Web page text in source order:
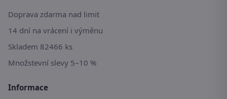
Doprava zdarma nad limit
14 dní na vrácení i výměnu
Skladem 82466 ks
Množstevní slevy 5–10 %
Informace